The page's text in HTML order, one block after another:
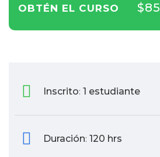
OBTÉN EL CURSO $85
Inscrito: 1 estudiante
Duración: 120 hrs